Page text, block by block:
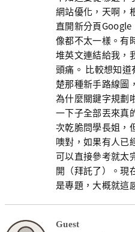
網站優化，天啊，
直開新分頁
像都不太一樣。有
堆英文連結給我，
頭痛。 比較想知
楚那種新手路線圖
為什麼關鍵字規劃
一下子全部丟來真
次乾脆問學長姐，
噢對，如果有人已
可以直接參考就太
開（拜託了）。現
是專題，大概就這
Guest